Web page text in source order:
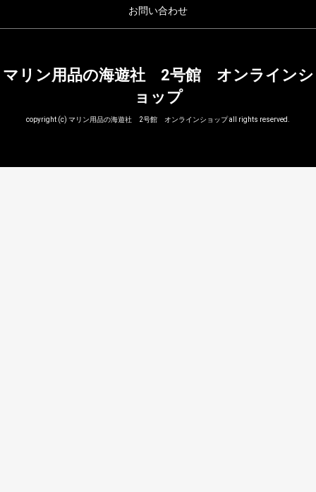
お問い合わせ
マリン用品の海遊社 2号館 オンラインシ
ョップ
copyright (c) マリン用品の海遊社 2号館 オンラインショップ all rights reserved.